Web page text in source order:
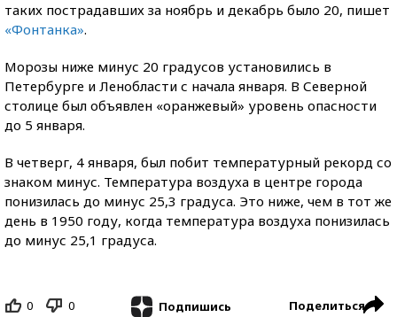
таких пострадавших за ноябрь и декабрь было 20, пишет
«Фонтанка».
Морозы ниже минус 20 градусов установились в
Петербурге и Ленобласти с начала января. В Северной
столице был объявлен «оранжевый» уровень опасности
до 5 января.
В четверг, 4 января, был побит температурный рекорд со
знаком минус. Температура воздуха в центре города
понизилась до минус 25,3 градуса. Это ниже, чем в тот же
день в 1950 году, когда температура воздуха понизилась
до минус 25,1 градуса.
0 0 Подпишись Поделиться